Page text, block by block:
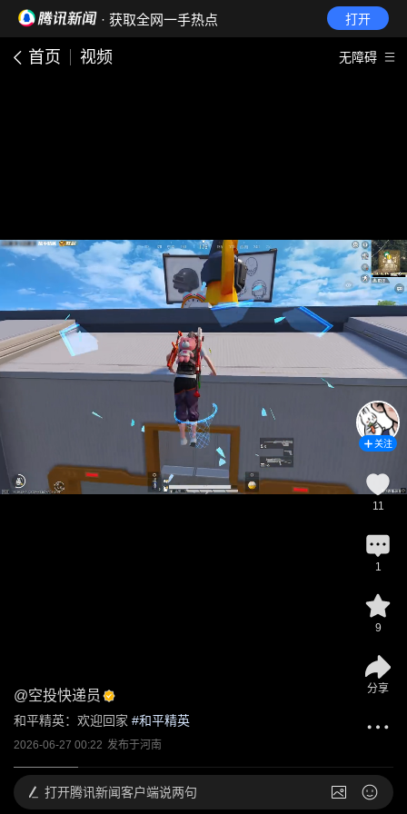
· 获取全网一手热点 打开
首页 视频 无障碍
@空投快递员
和平精英：欢迎回家 #和平精英
2026-06-27 00:22 发布于河南
关注
11
1
9
分享
打开腾讯新闻客户端说两句